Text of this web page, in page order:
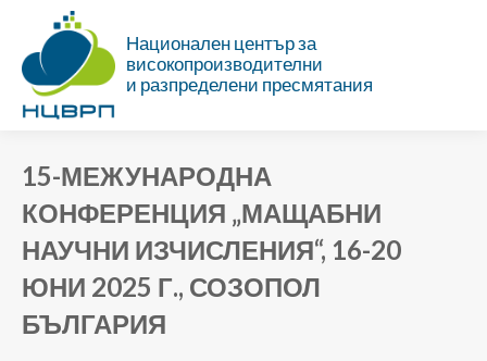
Национален център за
високопроизводителни
и разпределени пресмятания
15-МЕЖУНАРОДНА
КОНФЕРЕНЦИЯ „МАЩАБНИ
НАУЧНИ ИЗЧИСЛЕНИЯ“, 16-20
ЮНИ 2025 Г., СОЗОПОЛ
БЪЛГАРИЯ